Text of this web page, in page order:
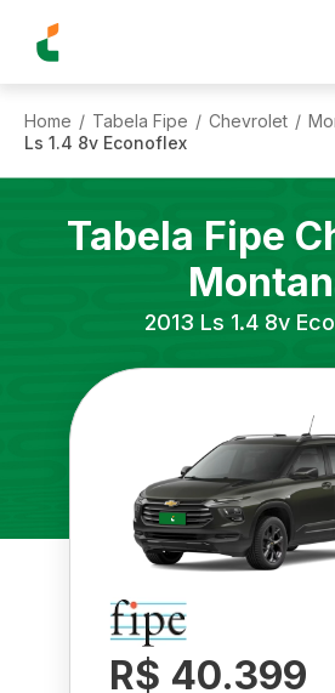
Home / Tabela Fipe / Chevrolet /
Ls 1.4 8v Econoflex
Tabela Fipe
2013 Ls 1.4 8v
R$ 40.399